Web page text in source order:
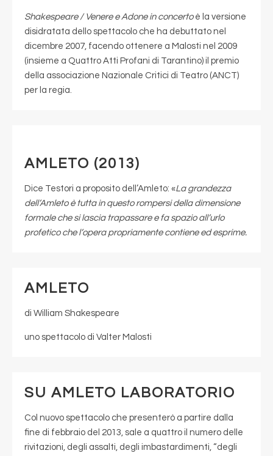
Shakespeare / Venere e Adone in concertoè la versione
disidratata dello spettacolo che ha debuttato nel
dicembre 2007, facendo ottenere a Malosti nel 2009
(insieme a Quattro Atti Profani di Tarantino) il premio
della associazione Nazionale Critici di Teatro (ANCT)
per la regia.
AMLETO (2013)
Dice Testori a proposito dell’Amleto: «La grandezza
dell’Amleto è tutta in questo rompersi della dimensione
formale che si lascia trapassare e fa spazio all’urlo
profetico che l’opera propriamente contiene ed esprime.
AMLETO
di William Shakespeare
uno spettacolo di Valter Malosti
SU AMLETO LABORATORIO
Col nuovo spettacolo che presenterò a partire dalla
fine di febbraio del 2013, sale a quattro il numero delle
rivitazioni, degli assalti, degli imbastardimenti, “degli